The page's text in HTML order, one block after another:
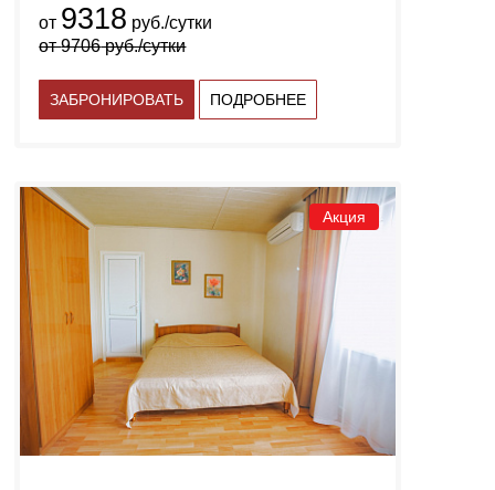
от 9318 руб./сутки
от9706руб./сутки
ЗАБРОНИРОВАТЬ ПОДРОБНЕЕ
Акция